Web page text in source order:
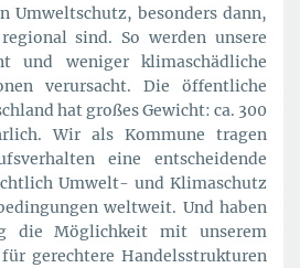
Umweltschutz, besonders dann,
sind. So werden unsere
und weniger klimaschädliche
verursacht. Die öffentliche
hat großes Gewicht: ca. 300
Wir als Kommune tragen
eine entscheidende
Umwelt- und Klimaschutz
weltweit. Und haben
die Möglichkeit mit unserem
gerechtere Handelsstrukturen